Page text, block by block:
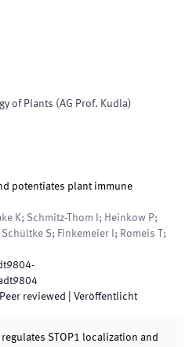
of Plants (AG Prof. Kudla)
potentiates plant immune
K; Schmitz-Thom I; Heinkow P;
S; Finkemeier I; Romeis T;
-
Peer reviewed Veröffentlicht
STOP1 localization and